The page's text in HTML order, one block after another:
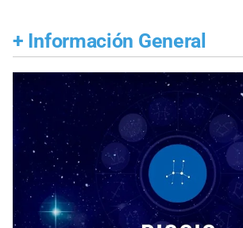
+ Información General